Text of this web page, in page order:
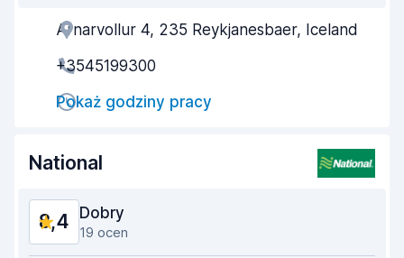
Pomocność przedstawiciela 8,7
Szybkość odbioru
Szybkość zwrotu
9,0
Arnarvollur 4, 235 Reykjanesbaer, Iceland
+3545199300
Pokaż godziny pracy
National
8,4 Dobry
19 ocen